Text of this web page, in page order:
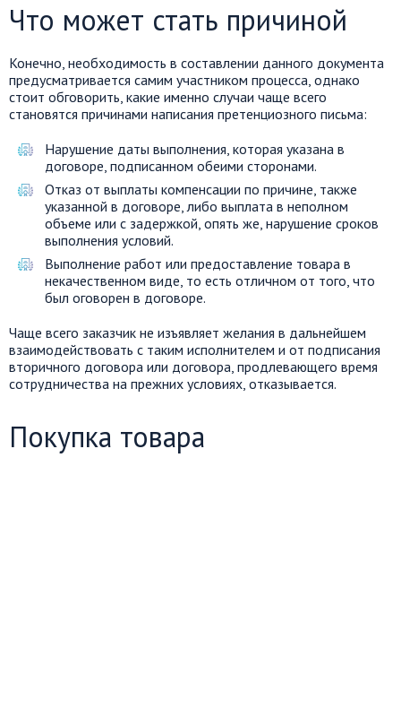
Что может стать причиной
Конечно, необходимость в составлении данного документа
предусматривается самим участником процесса, однако
стоит обговорить, какие именно случаи чаще всего
становятся причинами написания претенциозного письма:
Нарушение даты выполнения, которая указана в
договоре, подписанном обеими сторонами.
Отказ от выплаты компенсации по причине, также
указанной в договоре, либо выплата в неполном
объеме или с задержкой, опять же, нарушение сроков
выполнения условий.
Выполнение работ или предоставление товара в
некачественном виде, то есть отличном от того, что
был оговорен в договоре.
Чаще всего заказчик не изъявляет желания в дальнейшем
взаимодействовать с таким исполнителем и от подписания
вторичного договора или договора, продлевающего время
сотрудничества на прежних условиях, отказывается.
Покупка товара